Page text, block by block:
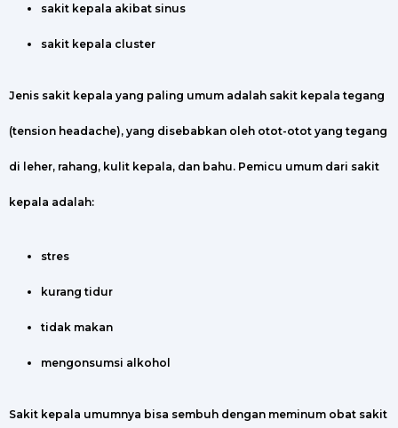
sakit kepala akibat sinus
sakit kepala cluster
Jenis sakit kepala yang paling umum adalah sakit kepala tegang
(tension headache), yang disebabkan oleh otot-otot yang tegang
di leher, rahang, kulit kepala, dan bahu. Pemicu umum dari sakit
kepala adalah:
stres
kurang tidur
tidak makan
mengonsumsi alkohol
Sakit kepala umumnya bisa sembuh dengan meminum obat sakit